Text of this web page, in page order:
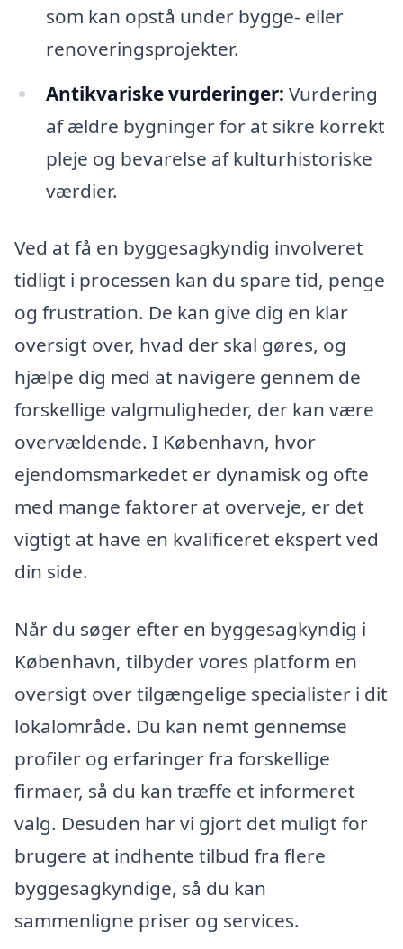
som kan opstå under bygge- eller
renoveringsprojekter.
Antikvariske vurderinger: Vurdering
af ældre bygninger for at sikre korrekt
pleje og bevarelse af kulturhistoriske
værdier.
Ved at få en byggesagkyndig involveret
tidligt i processen kan du spare tid, penge
og frustration. De kan give dig en klar
oversigt over, hvad der skal gøres, og
hjælpe dig med at navigere gennem de
forskellige valgmuligheder, der kan være
overvældende. I København, hvor
ejendomsmarkedet er dynamisk og ofte
med mange faktorer at overveje, er det
vigtigt at have en kvalificeret ekspert ved
din side.
Når du søger efter en byggesagkyndig i
København, tilbyder vores platform en
oversigt over tilgængelige specialister i dit
lokalområde. Du kan nemt gennemse
profiler og erfaringer fra forskellige
firmaer, så du kan træffe et informeret
valg. Desuden har vi gjort det muligt for
brugere at indhente tilbud fra flere
byggesagkyndige, så du kan
sammenligne priser og services.